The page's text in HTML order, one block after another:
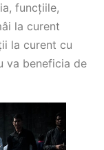
funcțiile,
la curent
la curent cu
va beneficia de